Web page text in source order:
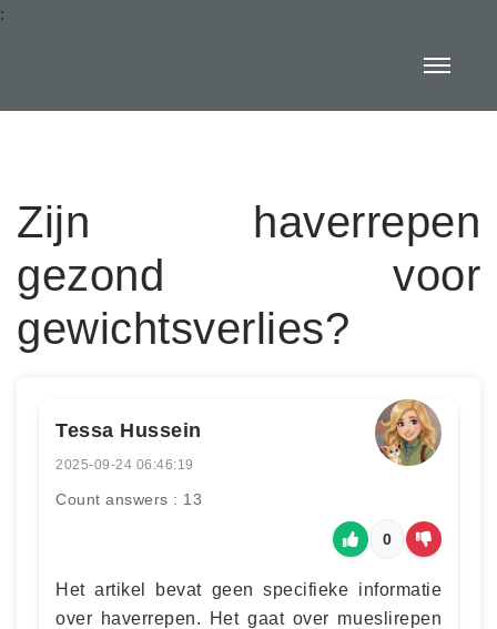
:
Zijn haverrepen
gezond voor
gewichtsverlies?
Tessa Hussein
2025-09-24 06:46:19
Count answers : 13
0
Het artikel bevat geen specifieke informatie
over haverrepen. Het gaat over mueslirepen